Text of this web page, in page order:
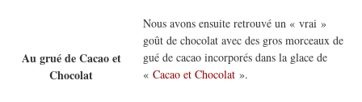
Au grué de Cacao et
Chocolat
Nous avons ensuite retrouvé un « vrai »
goût de chocolat avec des gros morceaux de
gué de cacao incorporés dans la glace de
«Cacao et Chocolat ».